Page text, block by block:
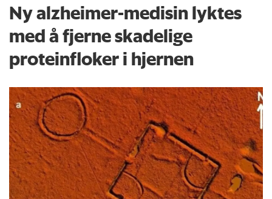
Ny alzheimer-medisin lyktes
med å fjerne skadelige
proteinfloker i hjernen